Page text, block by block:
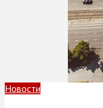
Новости